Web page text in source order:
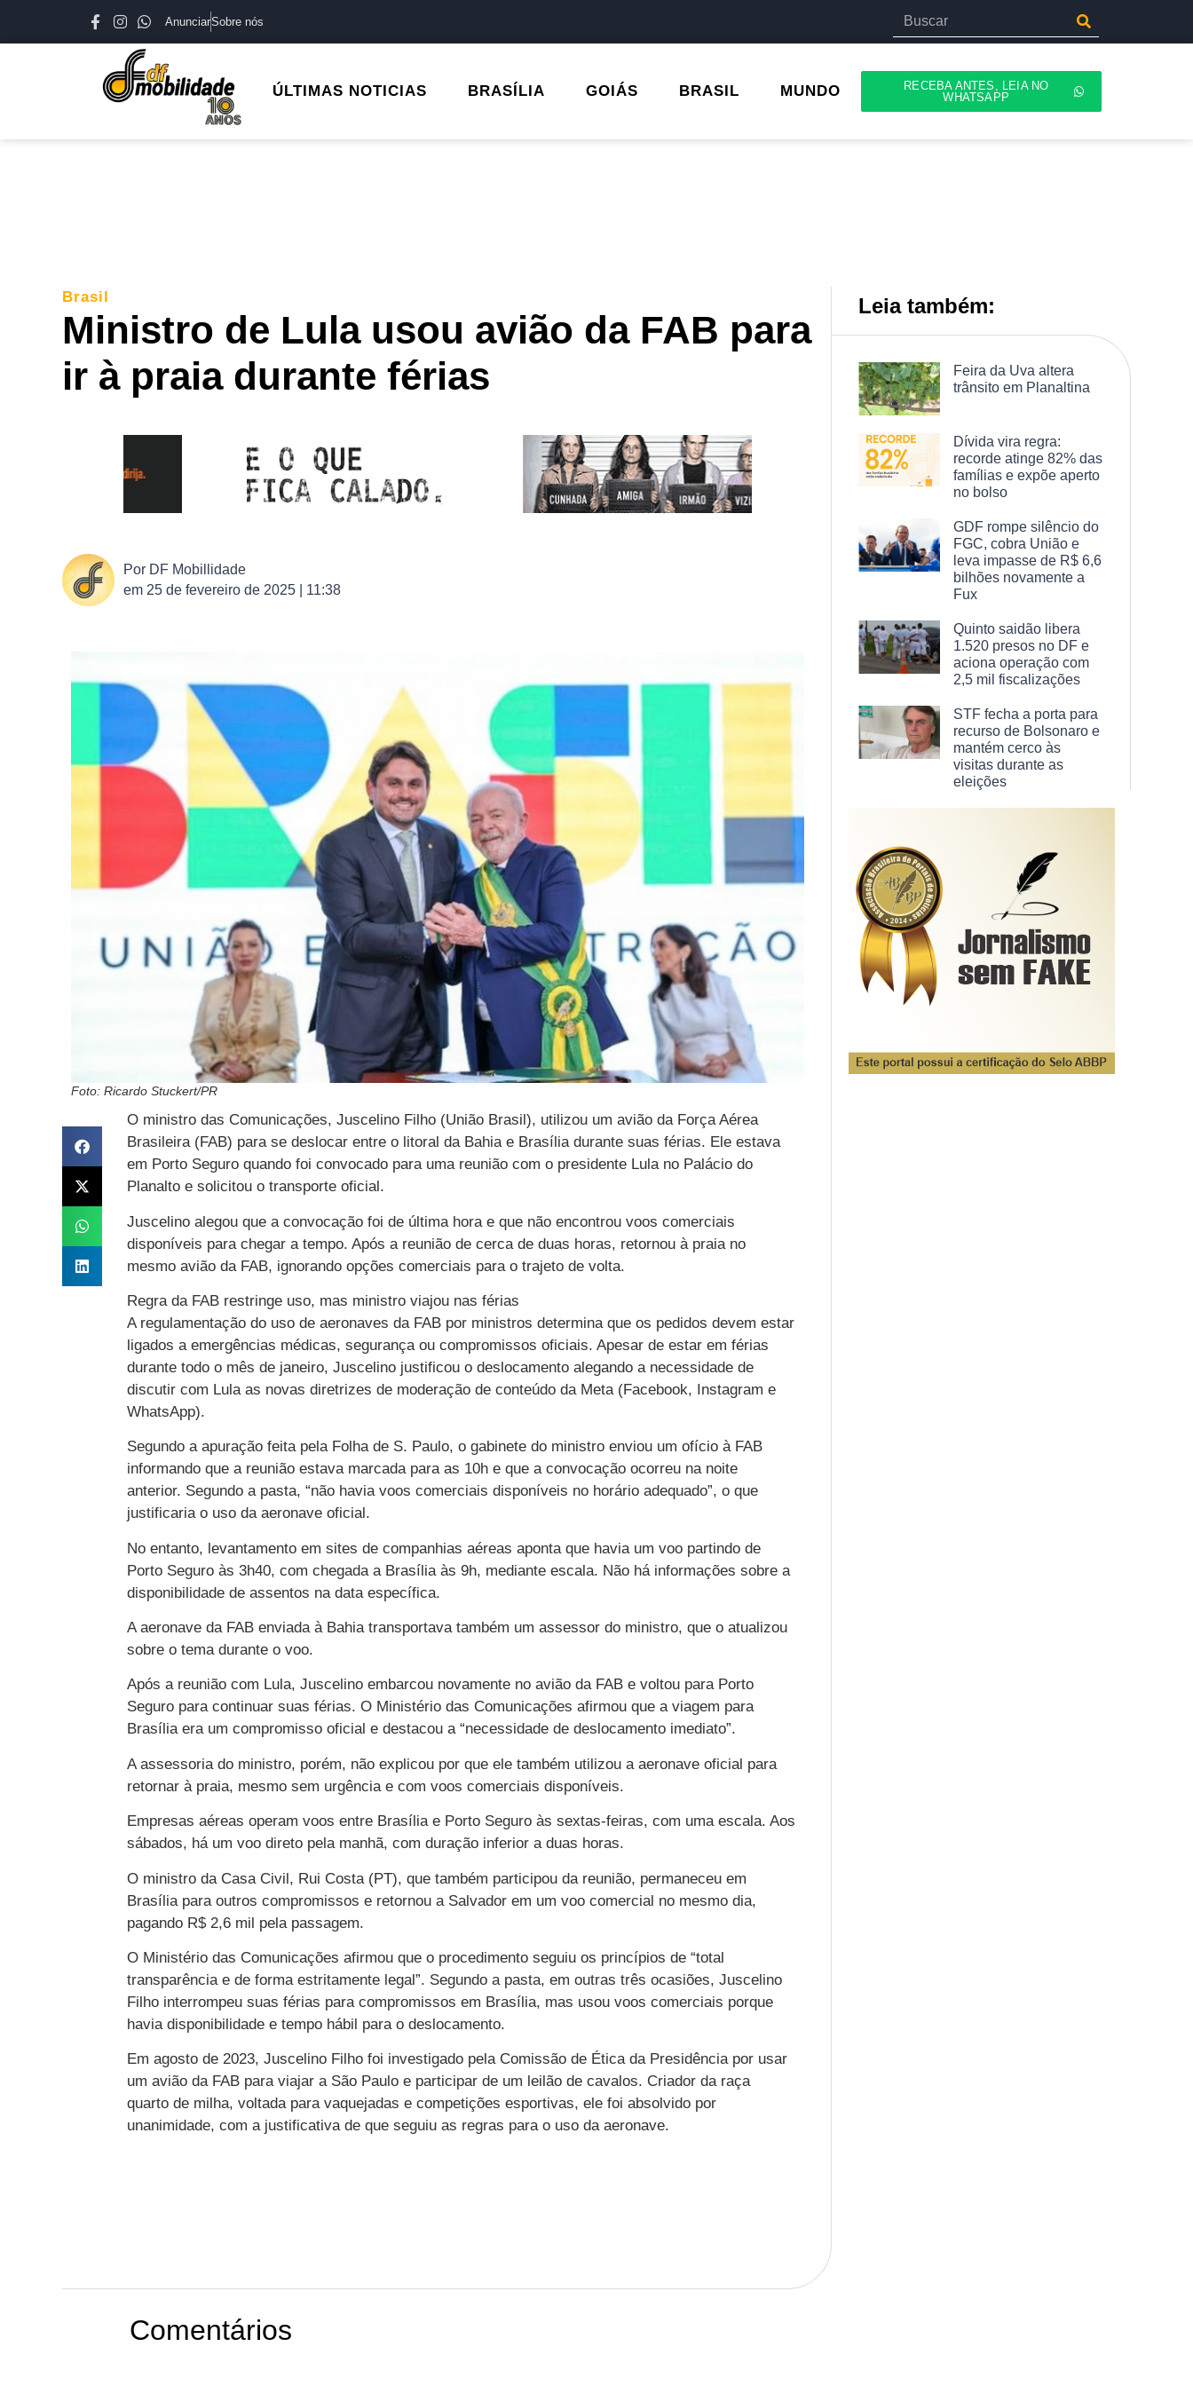
AnunciarSobre nós
ÚLTIMAS NOTICIAS BRASÍLIA GOIÁS BRASIL MUNDO
RECEBA ANTES, LEIA NO
WHATSAPP
Brasil
Ministro de Lula usou avião da FAB para
ir à praia durante férias
Por DF Mobillidade
em 25 de fevereiro de 2025 | 11:38
Foto: Ricardo Stuckert/PR
O ministro das Comunicações, Juscelino Filho (União Brasil), utilizou um avião da Força Aérea
Brasileira (FAB) para se deslocar entre o litoral da Bahia e Brasília durante suas férias. Ele estava
em Porto Seguro quando foi convocado para uma reunião com o presidente Lula no Palácio do
Planalto e solicitou o transporte oficial.
Juscelino alegou que a convocação foi de última hora e que não encontrou voos comerciais
disponíveis para chegar a tempo. Após a reunião de cerca de duas horas, retornou à praia no
mesmo avião da FAB, ignorando opções comerciais para o trajeto de volta.
Regra da FAB restringe uso, mas ministro viajou nas férias
A regulamentação do uso de aeronaves da FAB por ministros determina que os pedidos devem estar
ligados a emergências médicas, segurança ou compromissos oficiais. Apesar de estar em férias
durante todo o mês de janeiro, Juscelino justificou o deslocamento alegando a necessidade de
discutir com Lula as novas diretrizes de moderação de conteúdo da Meta (Facebook, Instagram e
WhatsApp).
Segundo a apuração feita pela Folha de S. Paulo, o gabinete do ministro enviou um ofício à FAB
informando que a reunião estava marcada para as 10h e que a convocação ocorreu na noite
anterior. Segundo a pasta, “não havia voos comerciais disponíveis no horário adequado”, o que
justificaria o uso da aeronave oficial.
No entanto, levantamento em sites de companhias aéreas aponta que havia um voo partindo de
Porto Seguro às 3h40, com chegada a Brasília às 9h, mediante escala. Não há informações sobre a
disponibilidade de assentos na data específica.
A aeronave da FAB enviada à Bahia transportava também um assessor do ministro, que o atualizou
sobre o tema durante o voo.
Após a reunião com Lula, Juscelino embarcou novamente no avião da FAB e voltou para Porto
Seguro para continuar suas férias. O Ministério das Comunicações afirmou que a viagem para
Brasília era um compromisso oficial e destacou a “necessidade de deslocamento imediato”.
A assessoria do ministro, porém, não explicou por que ele também utilizou a aeronave oficial para
retornar à praia, mesmo sem urgência e com voos comerciais disponíveis.
Empresas aéreas operam voos entre Brasília e Porto Seguro às sextas-feiras, com uma escala. Aos
sábados, há um voo direto pela manhã, com duração inferior a duas horas.
O ministro da Casa Civil, Rui Costa (PT), que também participou da reunião, permaneceu em
Brasília para outros compromissos e retornou a Salvador em um voo comercial no mesmo dia,
pagando R$ 2,6 mil pela passagem.
O Ministério das Comunicações afirmou que o procedimento seguiu os princípios de “total
transparência e de forma estritamente legal”. Segundo a pasta, em outras três ocasiões, Juscelino
Filho interrompeu suas férias para compromissos em Brasília, mas usou voos comerciais porque
havia disponibilidade e tempo hábil para o deslocamento.
Em agosto de 2023, Juscelino Filho foi investigado pela Comissão de Ética da Presidência por usar
um avião da FAB para viajar a São Paulo e participar de um leilão de cavalos. Criador da raça
quarto de milha, voltada para vaquejadas e competições esportivas, ele foi absolvido por
unanimidade, com a justificativa de que seguiu as regras para o uso da aeronave.
Leia também:
Feira da Uva altera
trânsito em Planaltina
Dívida vira regra:
recorde atinge 82% das
famílias e expõe aperto
no bolso
GDF rompe silêncio do
FGC, cobra União e
leva impasse de R$ 6,6
bilhões novamente a
Fux
Quinto saidão libera
1.520 presos no DF e
aciona operação com
2,5 mil fiscalizações
STF fecha a porta para
recurso de Bolsonaro e
mantém cerco às
visitas durante as
eleições
Comentários